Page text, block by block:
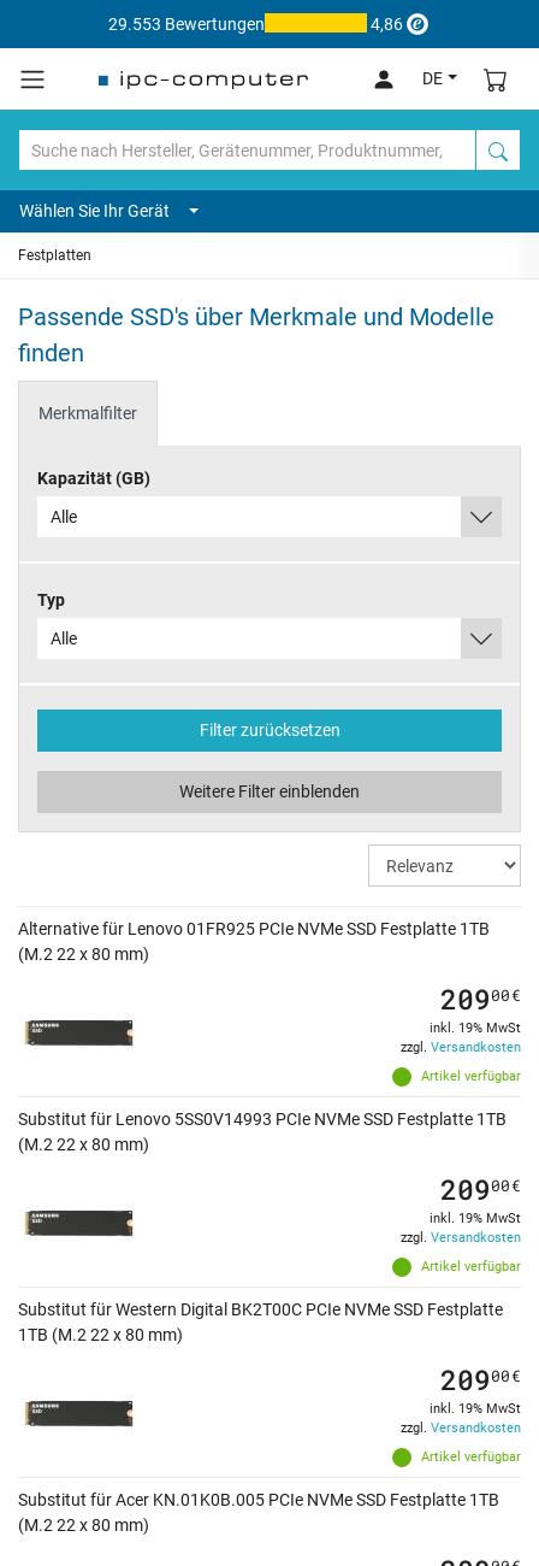
29.553 Bewertungen 4,86
DE
Wählen Sie Ihr Gerät
Festplatten
Passende SSD's über Merkmale und Modelle
finden
Merkmalfilter
Kapazität (GB)
Alle
Typ
Alle
Filter zurücksetzen
Weitere Filter einblenden
Alternative für Lenovo 01FR925 PCIe NVMe SSD Festplatte 1TB
(M.2 22 x 80 mm)
Artikel verfügbar
20900€
inkl. 19% MwSt
zzgl. Versandkosten
Substitut für Lenovo 5SS0V14993 PCIe NVMe SSD Festplatte 1TB
(M.2 22 x 80 mm)
Artikel verfügbar
20900€
inkl. 19% MwSt
zzgl. Versandkosten
Substitut für Western Digital BK2T00C PCIe NVMe SSD Festplatte
1TB (M.2 22 x 80 mm)
Artikel verfügbar
20900€
inkl. 19% MwSt
zzgl. Versandkosten
Substitut für Acer KN.01K0B.005 PCIe NVMe SSD Festplatte 1TB
(M.2 22 x 80 mm)